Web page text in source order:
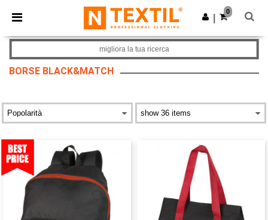
× App Ntextil
Prezzi migliori sull'app!
Scarica app
0
BORSE BLACK&MATCH
migliora la tua ricerca